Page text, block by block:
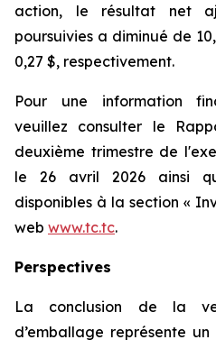
action, le résultat net
poursuivies a diminué de
0,27 $, respectivement.
Pour une information
veuillez consulter le
deuxième trimestre de
le 26 avril 2026 ainsi
disponibles à la section «
web www.tc.tc.
Perspectives
La conclusion de la
d’emballage représente